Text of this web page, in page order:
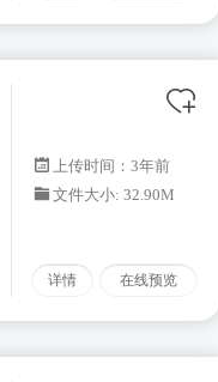
上传时间：3年前
文件大小: 32.90M
详情 在线预览